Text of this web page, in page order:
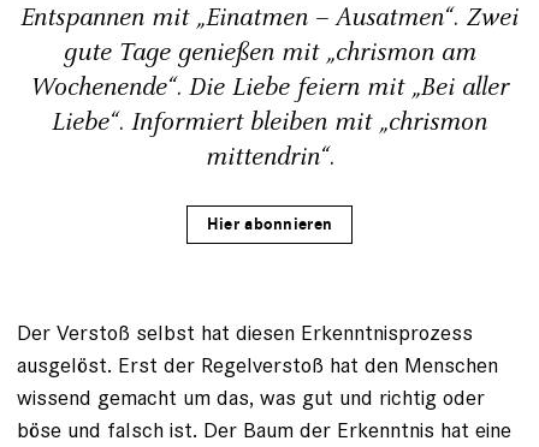
Entspannen mit „Einatmen – Ausatmen“. Zwei
gute Tage genießen mit „chrismon am
Wochenende“. Die Liebe feiern mit „Bei aller
Liebe“. Informiert bleiben mit „chrismon
mittendrin“.
Hier abonnieren
Der Verstoß selbst hat diesen Erkenntnisprozess
ausgelöst. Erst der Regelverstoß hat den Menschen
wissend gemacht um das, was gut und richtig oder
böse und falsch ist. Der Baum der Erkenntnis hat eine